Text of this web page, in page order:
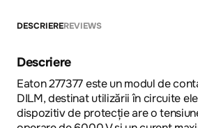
DESCRIEREREVIEWS
Descriere
Eaton 277377 este un modul de
DILM, destinat utilizării în circuite
dispozitiv de protecție are o